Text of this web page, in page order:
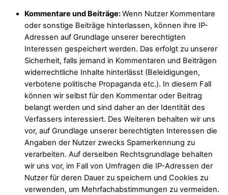
Kommentare und Beiträge:Wenn Nutzer Kommentare
oder sonstige Beiträge hinterlassen, können ihre IP-
Adressen auf Grundlage unserer berechtigten
Interessen gespeichert werden. Das erfolgt zu unserer
Sicherheit, falls jemand in Kommentaren und Beiträgen
widerrechtliche Inhalte hinterlässt (Beleidigungen,
verbotene politische Propaganda etc.). In diesem Fall
können wir selbst für den Kommentar oder Beitrag
belangt werden und sind daher an der Identität des
Verfassers interessiert. Des Weiteren behalten wir uns
vor, auf Grundlage unserer berechtigten Interessen die
Angaben der Nutzer zwecks Spamerkennung zu
verarbeiten. Auf derselben Rechtsgrundlage behalten
wir uns vor, im Fall von Umfragen die IP-Adressen der
Nutzer für deren Dauer zu speichern und Cookies zu
verwenden, um Mehrfachabstimmungen zu vermeiden.